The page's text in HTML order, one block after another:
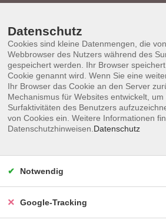
Impressum AGBs
& Umgebung e. V.
Datenschutz
Cookies sind kleine Datenmengen, die
Webbrowser des Nutzers während des
gespeichert werden. Ihr Browser
Cookie genannt wird. Wenn Sie eine
Ihr Browser das Cookie an den Server
Mechanismus für Websites entwickelt,
Surfaktivitäten des Benutzers
von Cookies ein. Weitere Informationen
Datenschutzhinweisen. Datenschutz
Notwendig
Google-Tracking